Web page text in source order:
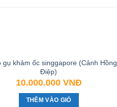
gụ khảm ốc singgapore (Cảnh Hồng
Điệp)
10.000.000VNĐ
THÊM VÀO GIỎ